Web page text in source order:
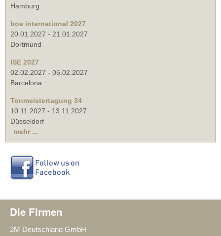
Hamburg
boe international 2027
20.01.2027 - 21.01.2027
Dortmund
ISE 2027
02.02.2027 - 05.02.2027
Barcelona
Tonmeistertagung 34
10.11.2027 - 13.11.2027
Düsseldorf
mehr ...
Die Firmen
2M Deutschland GmbH